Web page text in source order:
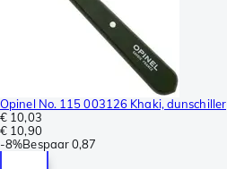
Opinel No. 115 003126 Khaki, dunschiller
€ 10,03
€ 10,90
-8%Bespaar0,87